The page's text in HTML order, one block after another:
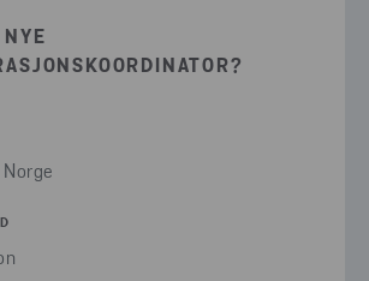
NYE